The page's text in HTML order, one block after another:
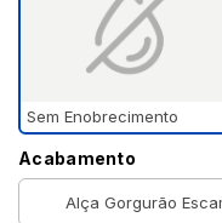
Sem Enobrecimento
Acabamento
Alça Gorgurão